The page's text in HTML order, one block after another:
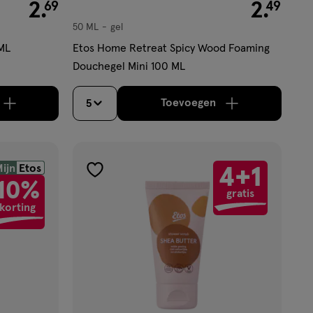
nog maar 31 producten op voorraad.
€ 2.69
2.69
aantal met één, Limiet bereikt.Je kan maximaal 50
€ 2.49
2.49
gel
50 ML gel
Etos Home Retreat Spicy Wood Foaming
Douchegel Mini 100 ML
5 Toevoegenverhoog aantal met
Etos
korting
4+1
gratis
toevoegen